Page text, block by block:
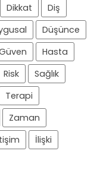
Dikkat
Diş
Düşünce
Hasta
Risk
Sağlık
Terapi
Zaman
İlişki